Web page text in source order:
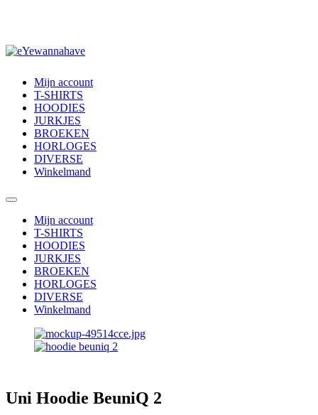
Mijn account
T-SHIRTS
HOODIES
JURKJES
BROEKEN
HORLOGES
DIVERSE
Winkelmand
Mijn account
T-SHIRTS
HOODIES
JURKJES
BROEKEN
HORLOGES
DIVERSE
Winkelmand
Uni Hoodie BeuniQ 2